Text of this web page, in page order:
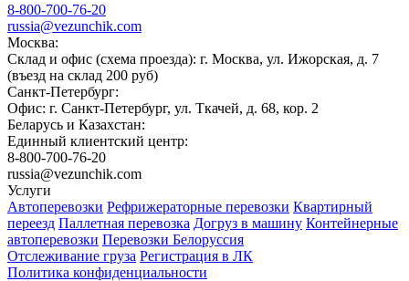
8-800-700-76-20
russia@vezunchik.com
Москва:
Склад и офис (схема проезда): г. Москва, ул. Ижорская, д. 7
(въезд на склад 200 руб)
Санкт-Петербург:
Офис: г. Санкт-Петербург, ул. Ткачей, д. 68, кор. 2
Беларусь и Казахстан:
Единный клиентский центр:
8-800-700-76-20
russia@vezunchik.com
Услуги
Автоперевозки Рефрижераторные перевозки Квартирный
переезд Паллетная перевозка Догруз в машину Контейнерные
автоперевозки Перевозки Белоруссия
Отслеживание груза Регистрация в ЛК
Политика конфиденциальности